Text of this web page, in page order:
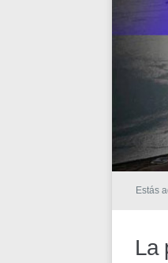
Estás
La